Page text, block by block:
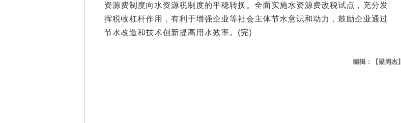
资源费制度向水资源税制度的平稳转换。全面实施水资源费改税试点，充分发
挥税收杠杆作用，有利于增强企业等社会主体节水意识和动力，鼓励企业通过
节水改造和技术创新提高用水效率。(完)
编辑：【梁周杰】